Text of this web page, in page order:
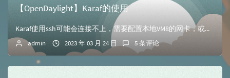
【OpenDaylight】Karaf的使用
Karaf使用ssh可能会连接不上，需要配置本地VM8的网卡，或者ssh，推荐下面方法vi /etc/ssh/sshd_config //最后添加一行 P...
admin 2023 年 03 月 24 日 5 条评论